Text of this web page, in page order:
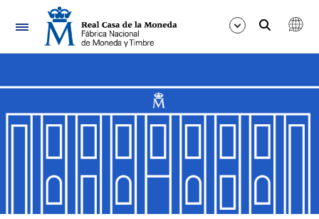
Navegació
Mostra/Amaga
Mostra/Amaga
Mostra/Amaga